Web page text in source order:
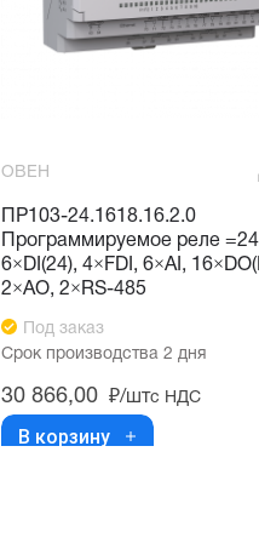
ОВЕН
ПР103-24.1618.16.2.0
Программируемое реле
6×DI(24), 4×FDI, 6×AI,
2×AO, 2×RS-485
Под заказ
Срок производства 2 дня
30 866,00 ₽/штс НДС
В корзину